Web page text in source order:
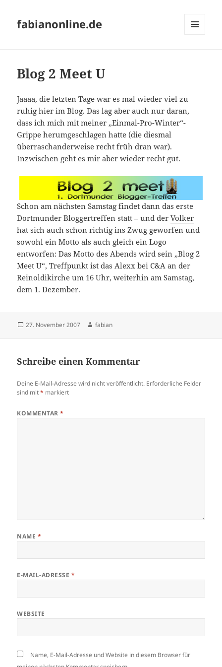
fabianonline.de
Blog 2 Meet U
Jaaaa, die letzten Tage war es mal wieder viel zu
ruhig hier im Blog. Das lag aber auch nur daran,
dass ich mich mit meiner „Einmal-Pro-Winter“-
Grippe herumgeschlagen hatte (die diesmal
überraschanderweise recht früh dran war).
Inzwischen geht es mir aber wieder recht gut.
Schon am nächsten Samstag findet dann das erste
Dortmunder Bloggertreffen statt – und derVolker
hat sich auch schon richtig ins Zwug geworfen und
sowohl ein Motto als auch gleich ein Logo
entworfen: Das Motto des Abends wird sein „Blog 2
Meet U“, Treffpunkt ist das Alexx bei C&A an der
Reinoldikirche um 16 Uhr, weiterhin am Samstag,
dem 1. Dezember.
Veröffentlicht
27. November 2007 Autor
fabian
Schreibe einen Kommentar
Deine E-Mail-Adresse wird nicht veröffentlicht. Erforderliche Felder
sind mit* markiert
KOMMENTAR*
NAME *
E-MAIL-ADRESSE *
WEBSITE
Name, E-Mail-Adresse und Website in diesem Browser für